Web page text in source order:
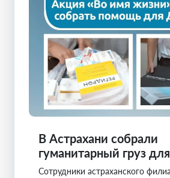
В Астрахани собрали
гуманитарный груз
Сотрудники астраханского